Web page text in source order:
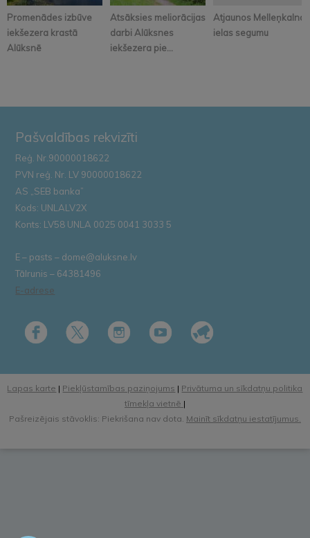
Promenādes izbūve
iekšezera krastā
Alūksnē
Atsāksies meliorācijas
darbi Alūksnes
iekšezera pie...
Atjaunos Melleņkalna
ielas segumu
Pašvaldības rekvizīti
Reģ. Nr.90000018622
PVN reģ. Nr. LV 90000018622
AS „SEB banka”
Kods: UNLALV2X
Konts: LV58 UNLA 0025 0041 3033 5
E – pasts – dome@aluksne.lv
Tālrunis – 64381496
E-adrese
Lapas karte | Piekļūstamības paziņojums | Privātuma un sīkdatņu politika
tīmekļa vietnē |
Pašreizējais stāvoklis: Piekrišana nav dota. Mainīt sīkdatņu iestatījumus.